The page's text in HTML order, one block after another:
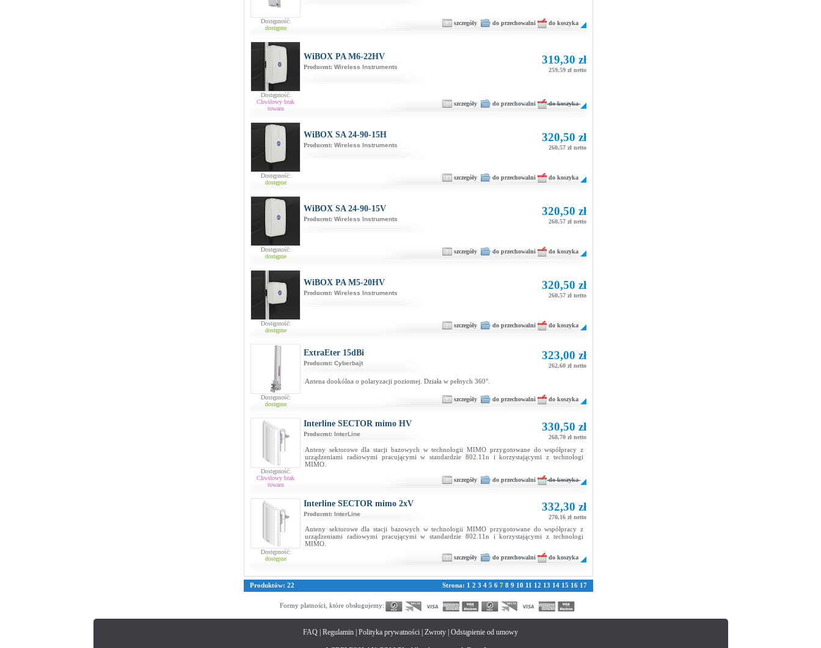
Dostępność:
dostępne
szczegóły do przechowalni do koszyka
Dostępność:
Chwilowy brak
towaru
WiBOX PA M6-22HV
Producent: Wireless Instruments
319,30 zł
259,59 zł netto
szczegóły do przechowalni do koszyka
Dostępność:
dostępne
WiBOX SA 24-90-15H
Producent: Wireless Instruments
320,50 zł
260,57 zł netto
szczegóły do przechowalni do koszyka
Dostępność:
dostępne
WiBOX SA 24-90-15V
Producent: Wireless Instruments
320,50 zł
260,57 zł netto
szczegóły do przechowalni do koszyka
Dostępność:
dostępne
WiBOX PA M5-20HV
Producent: Wireless Instruments
320,50 zł
260,57 zł netto
szczegóły do przechowalni do koszyka
Dostępność:
dostępne
ExtraEter 15dBi
Producent: Cyberbajt
323,00 zł
262,60 zł netto
Antena dookólna o polaryzacji poziomej. Działa w pełnych 360°.
szczegóły do przechowalni do koszyka
Dostępność:
Chwilowy brak
towaru
Interline SECTOR mimo HV
Producent: InterLine
330,50 zł
268,70 zł netto
Anteny sektorowe dla stacji bazowych w technologii MIMO przygotowane do współpracy z
urządzeniami radiowymi pracującymi w standardzie 802.11n i korzystającymi z technologi
MIMO.
szczegóły do przechowalni do koszyka
Dostępność:
dostępne
Interline SECTOR mimo 2xV
Producent: InterLine
332,30 zł
270,16 zł netto
Anteny sektorowe dla stacji bazowych w technologii MIMO przygotowane do współpracy z
urządzeniami radiowymi pracującymi w standardzie 802.11n i korzystającymi z technologi
MIMO.
szczegóły do przechowalni do koszyka
Produktów: 22 Strona: 1 2 3 4 5 6 7 8 9 10 11 12 13 14 15 16 17
Formy płatności, które obsługujemy:
FAQ Regulamin Polityka prywatności Zwroty Odstąpienie od umowy